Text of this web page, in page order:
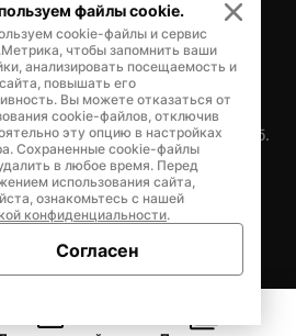
Поздеев
внутренней политики Ямало-
округа
мкр. Богдана Кнунянца, д.1, каб.
(34922) 42728
файлы cookie.
cookie-файлы и сервис
чтобы запомнить ваши
анализировать посещаемость и
повышать его
Вы можете отказаться от
cookie-файлов, отключив
эту опцию в настройках
Сохраненные cookie-файлы
в любое время. Перед
использования сайта,
ознакомьтесь с нашей
конфиденциальности.
Согласен